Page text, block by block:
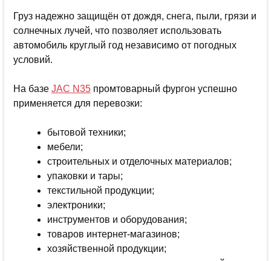
Груз надежно защищён от дождя, снега, пыли, грязи и
солнечных лучей, что позволяет использовать
автомобиль круглый год независимо от погодных
условий.
На базе JAC N35 промтоварный фургон успешно
применяется для перевозки:
бытовой техники;
мебели;
строительных и отделочных материалов;
упаковки и тары;
текстильной продукции;
электроники;
инструментов и оборудования;
товаров интернет-магазинов;
хозяйственной продукции;